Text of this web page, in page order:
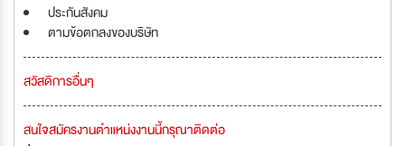
ประกันสังคม
ตามข้อตกลงของบริษัท
สวัสดิการอื่นๆ
สนใจสมัครงานตำแหน่งงานนี้กรุณาติดต่อ